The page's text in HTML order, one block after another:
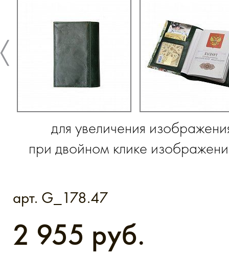
для увеличения
при двойном клике
арт. G_178.47
2 955 руб.